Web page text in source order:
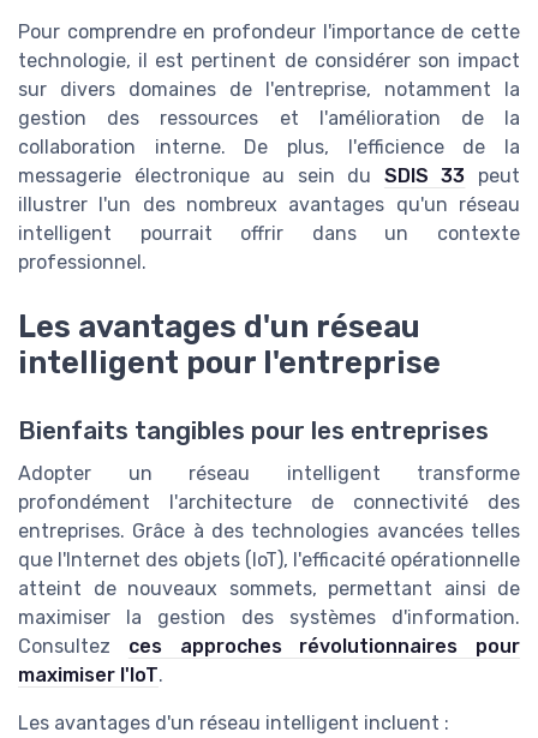
Pour comprendre en profondeur l'importance de cette
technologie, il est pertinent de considérer son impact
sur divers domaines de l'entreprise, notamment la
gestion des ressources et l'amélioration de la
collaboration interne. De plus, l'efficience de la
messagerie électronique au sein du SDIS 33 peut
illustrer l'un des nombreux avantages qu'un réseau
intelligent pourrait offrir dans un contexte
professionnel.
Les avantages d'un réseau
intelligent pour l'entreprise
Bienfaits tangibles pour les entreprises
Adopter un réseau intelligent transforme
profondément l'architecture de connectivité des
entreprises. Grâce à des technologies avancées telles
que l'Internet des objets (IoT), l'efficacité opérationnelle
atteint de nouveaux sommets, permettant ainsi de
maximiser la gestion des systèmes d'information.
Consultez ces approches révolutionnaires pour
maximiser l'IoT.
Les avantages d'un réseau intelligent incluent :